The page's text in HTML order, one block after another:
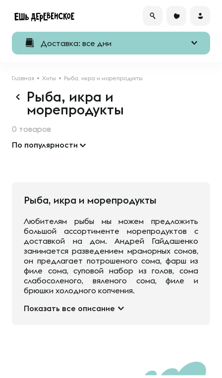
Доставка: все дни
Главная Хиты Рыба, икра и морепродукты
Рыба, икра и
морепродукты
0 товаров
По популярности
Рыба, икра и морепродукты
Любителям рыбы мы можем предложить
большой ассортименте морепродуктов с
доставкой на дом. Андрей Гайдашенко
занимается разведением мраморных сомов,
он предлагает потрошеного сома, фарш из
филе сома, суповой набор из голов, сома
слабосоленого, вяленого сома, филе и
брюшки холодного копчения.
Показать все описание